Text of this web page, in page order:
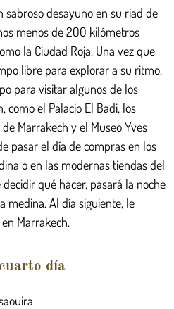
sabroso desayuno en su riad de
menos de 200 kilómetros
la Ciudad Roja. Una vez que
libre para explorar a su ritmo.
para visitar algunos de los
como el Palacio El Badi, los
Marrakech y el Museo Yves
pasar el día de compras en los
o en las modernas tiendas del
qué hacer, pasará la noche
medina. Al día siguiente, le
Marrakech.
día